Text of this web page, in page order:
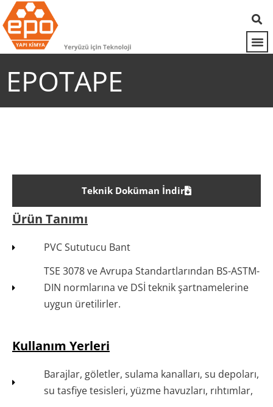
EPOTAPE
Teknik Doküman İndir
Ürün Tanımı
PVC Sututucu Bant
TSE 3078 ve Avrupa Standartlarından BS-ASTM-
DIN normlarına ve DSİ teknik şartnamelerine
uygun üretilirler.
Kullanım Yerleri
Barajlar, göletler, sulama kanalları, su depoları,
su tasfiye tesisleri, yüzme havuzları, rıhtımlar,